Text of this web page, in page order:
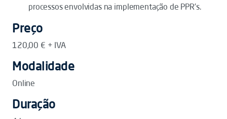
processos envolvidas na implementação de PPR’s.
Preço
120,00 € + IVA
Modalidade
Online
Duração